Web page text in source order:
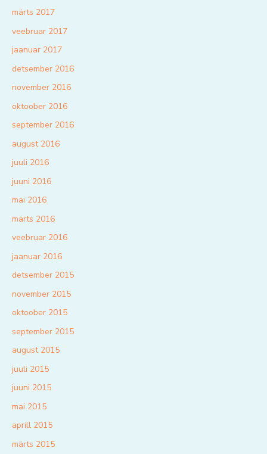
märts 2017
veebruar 2017
jaanuar 2017
detsember 2016
november 2016
oktoober 2016
september 2016
august 2016
juuli 2016
juuni 2016
mai 2016
märts 2016
veebruar 2016
jaanuar 2016
detsember 2015
november 2015
oktoober 2015
september 2015
august 2015
juuli 2015
juuni 2015
mai 2015
aprill 2015
märts 2015